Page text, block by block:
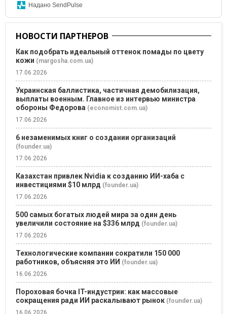
Надано SendPulse
НОВОСТИ ПАРТНЕРОВ
Как подобрать идеальный оттенок помады по цвету
кожи (margosha.com.ua)
17.06.2026
Украинская баллистика, частичная демобилизация,
выплаты военным. Главное из интервью министра
обороны Федорова (economist.com.ua)
17.06.2026
6 незаменимых книг о создании организаций
(founder.ua)
17.06.2026
Казахстан привлек Nvidia к созданию ИИ-хаба с
инвестициями $10 млрд (founder.ua)
17.06.2026
500 самых богатых людей мира за один день
увеличили состояние на $336 млрд (founder.ua)
17.06.2026
Технологические компании сократили 150 000
работников, объясняя это ИИ (founder.ua)
16.06.2026
Пороховая бочка IT-индустрии: как массовые
сокращения ради ИИ раскалывают рынок (founder.ua)
16.06.2026